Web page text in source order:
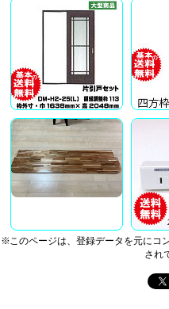
※このページは、登録データを元にコ
され